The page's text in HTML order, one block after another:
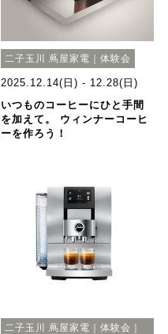
二子玉川 蔦屋家電｜体験会
2025.12.14(日) - 12.28(日)
いつものコーヒーにひと手間
を加えて。 ウィンナーコーヒ
ーを作ろう！
二子玉川 蔦屋家電｜体験会｜